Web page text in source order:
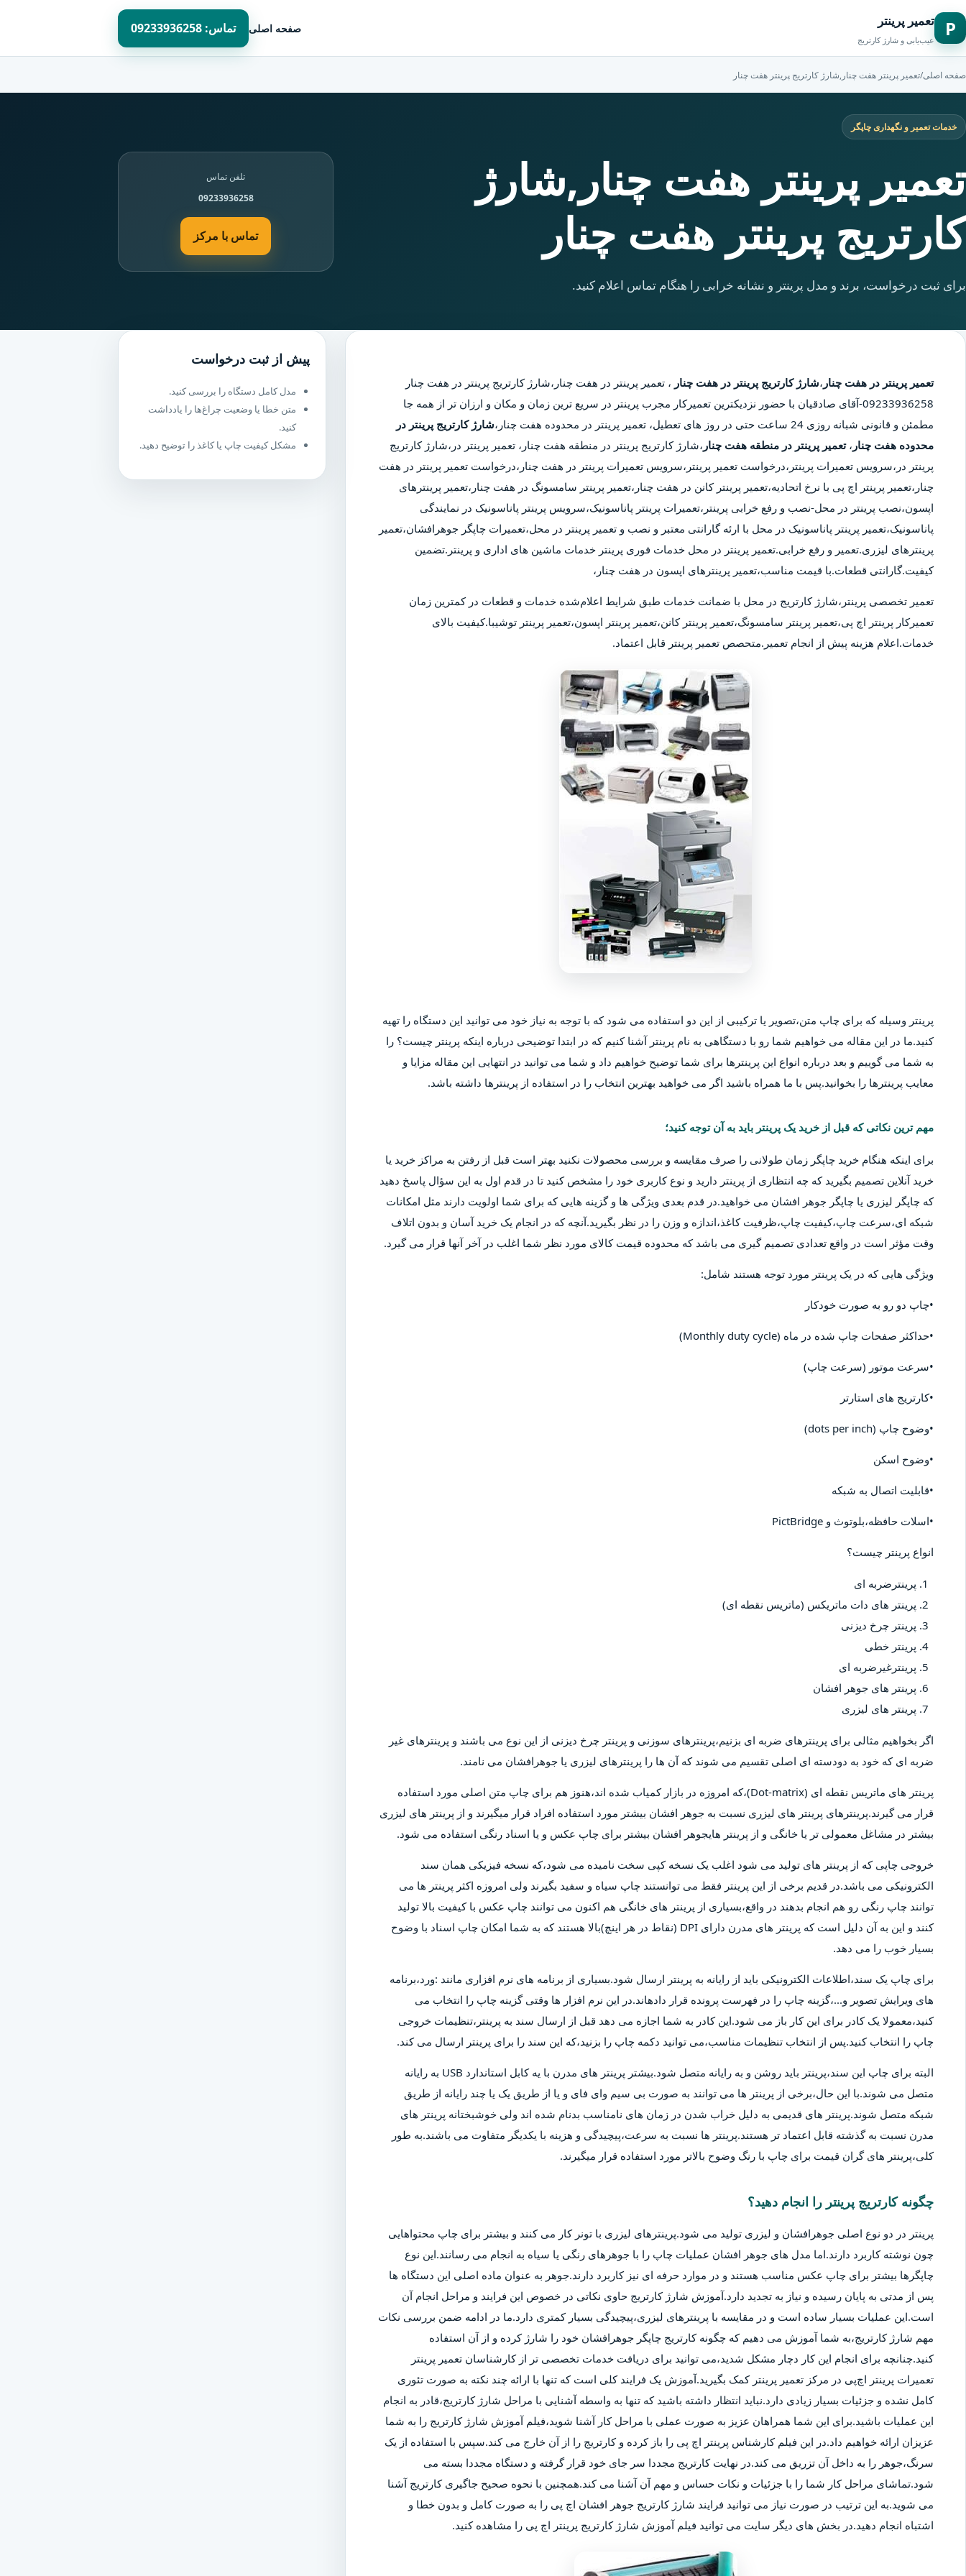
P تعمیر پرینتر
عیب‌یابی و شارژ کارتریج
صفحه اصلی تماس: 09233936258
صفحه اصلی/تعمیر پرینتر هفت چنار,شارژ کارتریج پرینتر هفت چنار
خدمات تعمیر و نگهداری چاپگر
تعمیر پرینتر هفت چنار,شارژ
کارتریج پرینتر هفت چنار
برای ثبت درخواست، برند و مدل پرینتر و نشانه خرابی را هنگام تماس اعلام کنید.
تلفن تماس
09233936258
تماس با مرکز
تعمیر پرینتر در هفت چنار ،شارژ کارتریج پرینتر در هفت چنار ، تعمیر پرینتر در هفت چنار ،شارژ کارتریج پرینتر در هفت چنار
09233936258-آقای صادقیان با حضور نزدیکترین تعمیرکار مجرب پرینتر در سریع ترین زمان و مکان و ارزان تر از همه جا
مطمئن و قانونی شبانه روزی 24 ساعت حتی در روز های تعطیل، تعمیر پرینتر در محدوده هفت چنار،
شارژ کارتریج پرینتر در
محدوده هفت چنار ، تعمیر پرینتر در منطقه هفت چنار ،شارژ کارتریج پرینتر در منطقه هفت چنار، تعمیر پرینتر در،شارژ کارتریج
پرینتر در،سرویس تعمیرات پرینتر،درخواست تعمیر پرینتر،سرویس تعمیرات پرینتر در هفت چنار،درخواست تعمیر پرینتر در هفت
چنار،تعمیر پرینتر اچ پی با نرخ اتحادیه،تعمیر پرینتر کانن در هفت چنار،تعمیر پرینتر سامسونگ در هفت چنار،تعمیر پرینترهای
اپسون،نصب پرینتر در محل-نصب و رفع خرابی پرینتر،تعمیرات پرینتر پاناسونیک،سرویس پرینتر پاناسونیک در نمایندگی
پاناسونیک،تعمیر پرینتر پاناسونیک در محل با ارئه گارانتی معتبر و نصب و تعمیر پرینتر در محل،تعمیرات چاپگر جوهرافشان،تعمیر
پرینترهای لیزری.تعمیر و رفع خرابی.تعمیر پرینتر در محل خدمات فوری پرینتر خدمات ماشین های اداری و پرینتر.تضمین
کیفیت.گارانتی قطعات.با قیمت مناسب،تعمیر پرینترهای اپسون در هفت چنار،
تعمیر تخصصی پرینتر،شارژ کارتریج در محل با ضمانت خدمات طبق شرایط اعلام‌شده خدمات و قطعات در کمترین زمان
تعمیرکار پرینتر اچ پی،تعمیر پرینتر سامسونگ،تعمیر پرینتر کانن،تعمیر پرینتر اپسون،تعمیر پرینتر توشیبا.کیفیت بالای
خدمات.اعلام هزینه پیش از انجام تعمیر.متحصص تعمیر پرینتر قابل اعتماد.
پرینتر وسیله که برای چاپ متن،تصویر یا ترکیبی از این دو استفاده می شود که با توجه به نیاز خود می توانید این دستگاه را تهیه
کنید.ما در این مقاله می خواهیم شما رو با دستگاهی به نام پرینتر آشنا کنیم که در ابتدا توضیحی درباره اینکه پرینتر چیست؟ را
به شما می گوییم و بعد درباره انواع این پرینترها برای شما توضیح خواهیم داد و شما می توانید در انتهایی این مقاله مزایا و
معایب پرینترها را بخوانید.پس با ما همراه باشید اگر می خواهید بهترین انتخاب را در استفاده از پرینترها داشته باشد.
مهم ترین نکاتی که قبل از خرید یک پرینتر باید به آن توجه کنید؛
برای اینکه هنگام خرید چاپگر زمان طولانی را صرف مقایسه و بررسی محصولات نکنید بهتر است قبل از رفتن به مراکز خرید یا
خرید آنلاین تصمیم بگیرید که چه انتظاری از پرینتر دارید و نوع کاربری خود را مشخص کنید تا در قدم اول به این سؤال پاسخ دهید
که چاپگر لیزری یا چاپگر جوهر افشان می خواهید.در قدم بعدی ویژگی ها و گزینه هایی که برای شما اولویت دارند مثل امکانات
شبکه ای،سرعت چاپ،کیفیت چاپ،ظرفیت کاغذ،اندازه و وزن را در نظر بگیرید.آنچه که در انجام یک خرید آسان و بدون اتلاف
وقت مؤثر است در واقع تعدادی تصمیم گیری می باشد که محدوده قیمت کالای مورد نظر شما اغلب در آخر آنها قرار می گیرد.
ویژگی هایی که در یک پرینتر مورد توجه هستند شامل:
•چاپ دو رو به صورت خودکار
•حداکثر صفحات چاپ شده در ماه (Monthly duty cycle)
•سرعت موتور (سرعت چاپ)
•کارتریج های استارتر
•وضوح چاپ (dots per inch)
•وضوح اسکن
•قابلیت اتصال به شبکه
•اسلات حافظه،بلوتوث و PictBridge
انواع پرینتر چیست؟
پرینترضربه ای
پرینتر های دات ماتریکس (ماتریس نقطه ای)
پرینتر چرخ دیزنی
پرینتر خطی
پرینترغیرضربه ای
پرینتر های جوهر افشان
پرینتر های لیزری
اگر بخواهیم مثالی برای پرینترهای ضربه ای بزنیم،پرینترهای سوزنی و پرینتر چرخ دیزنی از این نوع می باشند و پرینترهای غیر
ضربه ای که خود به دودسته ای اصلی تقسیم می شوند که آن ها را پرینترهای لیزری یا جوهرافشان می نامند.
پرینتر های ماتریس نقطه ای (Dot-matrix)،که امروزه در بازار کمیاب شده اند،هنوز هم برای چاپ متن اصلی مورد استفاده
قرار می گیرند.پرینترهای پرینتر های لیزری نسبت به جوهر افشان بیشتر مورد استفاده افراد قرار میگیرند و از پرینتر های لیزری
بیشتر در مشاغل معمولی تر یا خانگی و از پرینتر هایجوهر افشان بیشتر برای چاپ عکس و یا اسناد رنگی استفاده می شود.
خروجی چاپی که از پرینتر های تولید می شود اغلب یک نسخه کپی سخت نامیده می شود،که نسخه فیزیکی همان سند
الکترونیکی می باشد.در قدیم برخی از این پرینتر فقط می توانستند چاپ سیاه و سفید بگیرند ولی امروزه اکثر پرینتر ها می
توانند چاپ رنگی رو هم انجام بدهند در واقع،بسیاری از پرینتر های خانگی هم اکنون می توانند چاپ عکس با کیفیت بالا تولید
کنند و این به آن دلیل است که پرینتر های مدرن دارای DPI (نقاط در هر اینچ)بالا هستند که به شما امکان چاپ اسناد با وضوح
بسیار خوب را می دهد.
برای چاپ یک سند،اطلاعات الکترونیکی باید از رایانه به پرینتر ارسال شود.بسیاری از برنامه های نرم افزاری مانند :ورد،برنامه
های ویرایش تصویر و...،گزینه چاپ را در فهرست پرونده قرار دادهاند.در این نرم افزار ها وقتی گزینه چاپ را انتخاب می
کنید،معمولا یک کادر برای این کار باز می شود.این کادر به شما اجازه می دهد قبل از ارسال سند به پرینتر،تنظیمات خروجی
چاپ را انتخاب کنید.پس از انتخاب تنظیمات مناسب،می توانید دکمه چاپ را بزنید،که این سند را برای پرینتر ارسال می کند.
البته برای چاپ این سند،پرینتر باید روشن و به رایانه متصل شود.بیشتر پرینتر های مدرن با یه کابل استاندارد USB به رایانه
متصل می شوند.با این حال،برخی از پرینتر ها می توانند به صورت بی سیم وای فای و یا از طریق یک یا چند رایانه از طریق
شبکه متصل شوند.پرینتر های قدیمی به دلیل خراب شدن در زمان های نامناسب بدنام شده اند ولی خوشبختانه پرینتر های
مدرن نسبت به گذشته قابل اعتماد تر هستند.پرینتر ها نسبت به سرعت،پیچیدگی و هزینه با یکدیگر متفاوت می باشند.به طور
کلی،پرینتر های گران قیمت برای چاپ با رنگ وضوح بالاتر مورد استفاده قرار میگیرند.
چگونه کارتریج پرینتر را انجام دهید؟
پرینتر در دو نوع اصلی جوهرافشان و لیزری تولید می شود.پرینترهای لیزری با تونر کار می کنند و بیشتر برای چاپ محتواهایی
چون نوشته کاربرد دارند.اما مدل های جوهر افشان عملیات چاپ را با جوهرهای رنگی یا سیاه به انجام می رسانند.این نوع
چاپگرها بیشتر برای چاپ عکس مناسب هستند و در موارد حرفه ای نیز کاربرد دارند.جوهر به عنوان ماده اصلی این دستگاه ها
پس از مدتی به پایان رسیده و نیاز به تجدید دارد.آموزش شارژ کارتریج حاوی نکاتی در خصوص این فرایند و مراحل انجام آن
است.این عملیات بسیار ساده است و در مقایسه با پرینترهای لیزری،پیچیدگی بسیار کمتری دارد.ما در ادامه ضمن بررسی نکات
مهم شارژ کارتریج،به شما آموزش می دهیم که چگونه کارتریج چاپگر جوهرافشان خود را شارژ کرده و از آن استفاده
کنید.چنانچه برای انجام این کار دچار مشکل شدید،می توانید برای دریافت خدمات تخصصی تر از کارشناسان تعمیر پرینتر
تعمیرات پرینتر اچ‌پی در مرکز تعمیر پرینتر کمک بگیرید.آموزش یک فرایند کلی است که تنها با ارائه چند نکته به صورت تئوری
کامل نشده و جزئیات بسیار زیادی دارد.نباید انتظار داشته باشید که تنها به واسطه آشنایی با مراحل شارژ کارتریج،قادر به انجام
این عملیات باشید.برای این شما همراهان عزیز به صورت عملی با مراحل کار آشنا شوید،فیلم آموزش شارژ کارتریج را به شما
عزیزان ارائه خواهیم داد.در این فیلم کارشناس پرینتر اچ پی را باز کرده و کارتریج را از آن خارج می کند.سپس با استفاده از یک
سرنگ،جوهر را به داخل آن تزریق می کند.در نهایت کارتریج مجددا سر جای خود قرار گرفته و دستگاه مجددا بسته می
شود.تماشای مراحل کار شما را با جزئیات و نکات حساس و مهم آن آشنا می کند.همچنین با نحوه صحیح جاگیری کارتریج آشنا
می شوید.به این ترتیب در صورت نیاز می توانید فرایند شارژ کارتریج جوهر افشان اچ پی را به صورت کامل و بدون خطا و
اشتباه انجام دهید.در بخش های دیگر سایت می توانید فیلم آموزش شارژ کارتریج پرینتر اچ پی را مشاهده کنید.
پیش از ثبت درخواست
مدل کامل دستگاه را بررسی کنید.
متن خطا یا وضعیت چراغ‌ها را یادداشت
کنید.
مشکل کیفیت چاپ یا کاغذ را توضیح دهید.